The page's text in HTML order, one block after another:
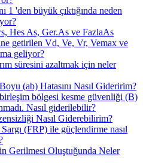
1 'den büyük çıktığında neden
Hes As, Ger.As ve FazlaAs
getirilen Vd, Ve, Vr, Vemax ve
geliyor?
süresini azaltmak için neler
(ab) Hatasını Nasıl Gideririm?
bölgesi kesme güvenliği (B)
Nasıl giderilebilir?
Nasıl Giderebilirim?
(FRP) ile güçlendirme nasıl
Gerilmesi Oluştuğunda Neler